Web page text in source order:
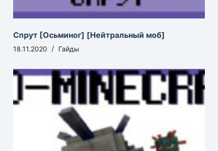
Спрут [Осьминог] [Нейтральный моб]
18.11.2020 Гайды